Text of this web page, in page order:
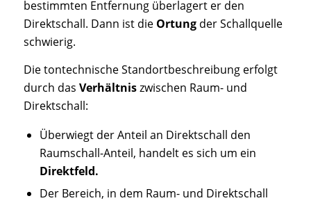
bestimmten Entfernung überlagert er den
Direktschall. Dann ist die Ortungder Schallquelle
schwierig.
Die tontechnische Standortbeschreibung erfolgt
durch das Verhältniszwischen Raum- und
Direktschall:
Überwiegt der Anteil an Direktschall den
Raumschall-Anteil, handelt es sich um ein
Direktfeld.
Der Bereich, in dem Raum- und Direktschall